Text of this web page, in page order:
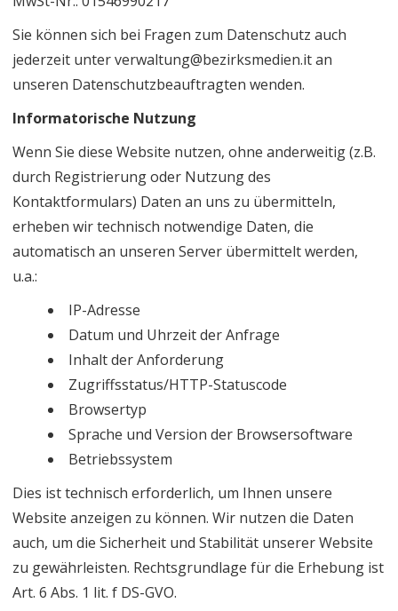
Sie können sich bei Fragen zum Datenschutz auch
jederzeit unter verwaltung@bezirksmedien.it an
unseren Datenschutzbeauftragten wenden.
Informatorische Nutzung
Wenn Sie diese Website nutzen, ohne anderweitig (z.B.
durch Registrierung oder Nutzung des
Kontaktformulars) Daten an uns zu übermitteln,
erheben wir technisch notwendige Daten, die
automatisch an unseren Server übermittelt werden,
u.a.:
IP-Adresse
Datum und Uhrzeit der Anfrage
Inhalt der Anforderung
Zugriffsstatus/HTTP-Statuscode
Browsertyp
Sprache und Version der Browsersoftware
Betriebssystem
Dies ist technisch erforderlich, um Ihnen unsere
Website anzeigen zu können. Wir nutzen die Daten
auch, um die Sicherheit und Stabilität unserer Website
zu gewährleisten. Rechtsgrundlage für die Erhebung ist
Art. 6 Abs. 1 lit. f DS-GVO.